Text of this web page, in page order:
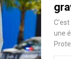
C'est
une